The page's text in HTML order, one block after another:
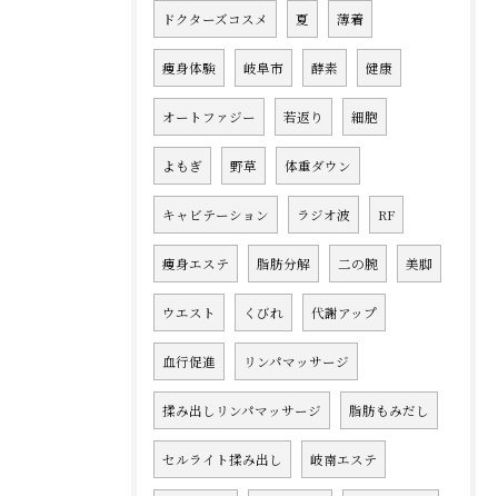
ドクターズコスメ 夏 薄着
痩身体験 岐阜市 酵素 健康
オートファジー 若返り 細胞
よもぎ 野草 体重ダウン
キャビテーション ラジオ波 RF
痩身エステ 脂肪分解 二の腕 美脚
ウエスト くびれ 代謝アップ
血行促進 リンパマッサージ
揉み出しリンパマッサージ 脂肪もみだし
セルライト揉み出し 岐南エステ